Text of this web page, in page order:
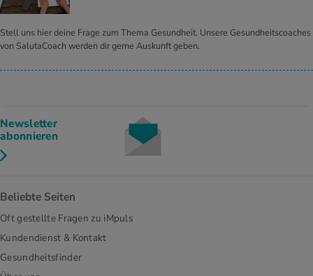
Stell uns hier deine Frage zum Thema Gesundheit. Unsere Gesundheitscoaches
von SalutaCoach werden dir gerne Auskunft geben.
Newsletter
abonnieren
Beliebte Seiten
Oft gestellte Fragen zu iMpuls
Kundendienst & Kontakt
Gesundheitsfinder